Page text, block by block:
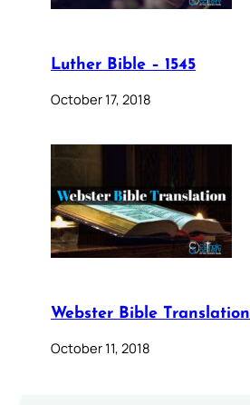
Luther Bible – 1545
October 17, 2018
Webster Bible Translation
October 11, 2018